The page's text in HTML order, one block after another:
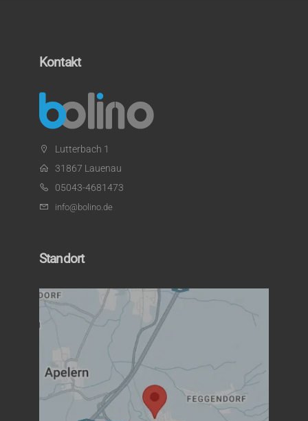
Kontakt
Lutterbach 1
31867 Lauenau
05043-4681473
info@bolino.de
Standort